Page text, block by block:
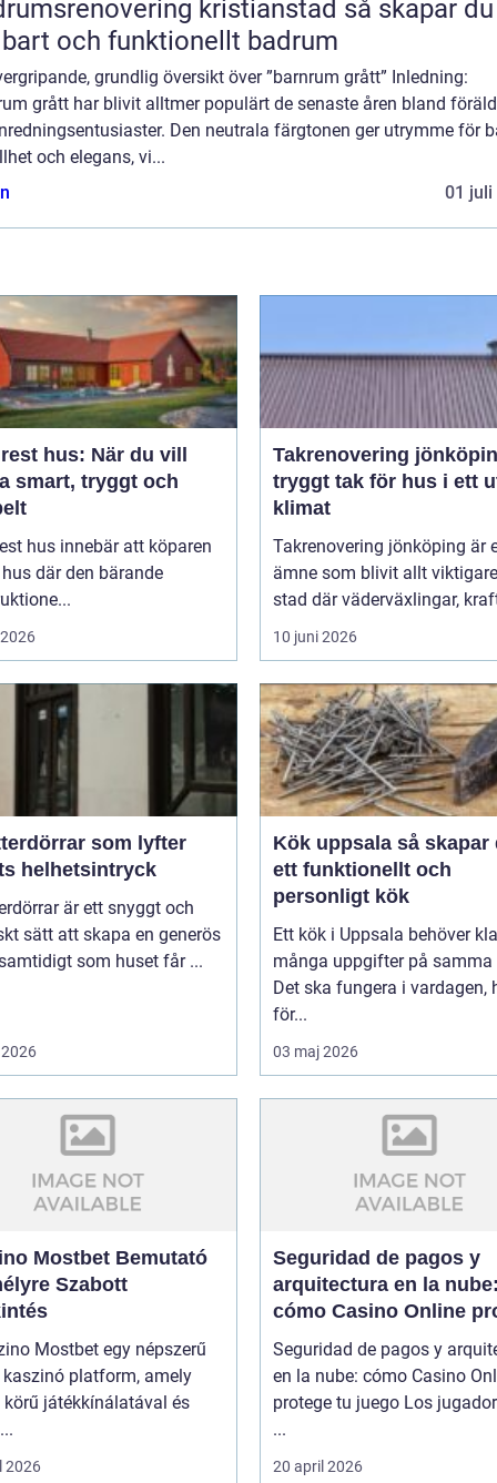
kristianstad så skapar du ett
och funktionellt badrum
grundlig översikt över ”barnrum grått” Inledning:
grått har blivit alltmer populärt de senaste åren bland
Den neutrala färgtonen ger utrymme för
och elegans, vi...
01 juli
hus: När du vill
smart, tryggt och
hus innebär att köparen
där den bärande
Takrenovering
tryggt tak för hus i ett
klimat
Takrenovering jönköping är
ämne som blivit allt
stad där väderväxlingar,
10 juni 2026
som lyfter
helhetsintryck
är ett snyggt och
sätt att skapa en generös
som huset får ...
Kök uppsala så skapar du
ett funktionellt och
personligt kök
Ett kök i Uppsala behöver
många uppgifter på samma
Det ska fungera i vardagen,
för...
03 maj 2026
Mostbet Bemutató
Szabott
Mostbet egy népszerű
platform, amely
körű játékkínálatával és
2026
Seguridad de pagos y
arquitectura en la
cómo Casino Online
tu juego
Seguridad de pagos y
en la nube: cómo Casino
protege tu juego Los
...
20 april 2026